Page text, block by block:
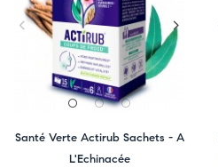
Santé Verte Actirub Sachets - A
L'Echinacée